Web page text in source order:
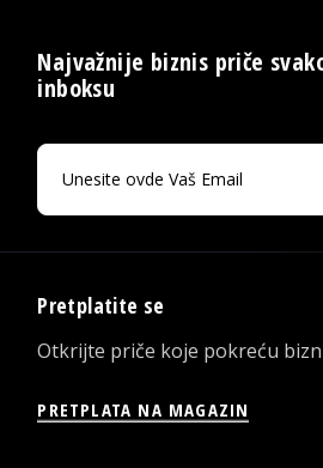
Najvažnije biznis priče
inboksu
Pretplatite se
Otkrijte priče koje pokreću
PRETPLATA NA MAGAZIN